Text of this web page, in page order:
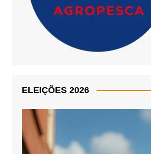
ELEIÇÕES 2026